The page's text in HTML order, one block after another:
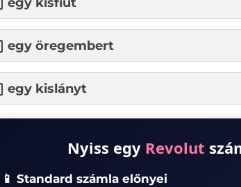
egy öregembert
egy kislányt
Nyiss egy Revolut
📱 Standard számla előnyei